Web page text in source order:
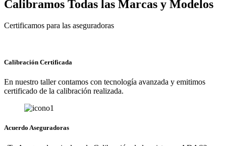
Calibramos Todas las Marcas y Modelos
Certificamos para las aseguradoras
Calibración Certificada
En nuestro taller contamos con tecnología avanzada y emitimos
certificado de la calibración realizada.
Acuerdo Aseguradoras